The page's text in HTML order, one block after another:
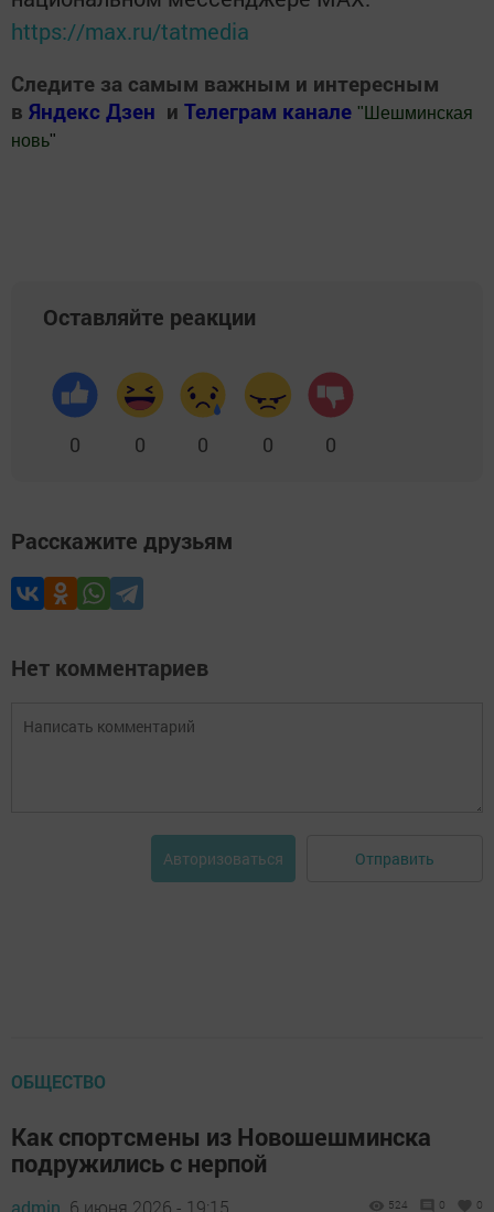
https://max.ru/tatmedia
Следите за самым важным и интересным
в Яндекс Дзен и Телеграм канале " Шешминская
новь"
Оставляйте реакции
0 0 0 0 0
Расскажите друзьям
Нет комментариев
Авторизоваться Отправить
ОБЩЕСТВО
Как спортсмены из Новошешминска
подружились с нерпой
admin, 6 июня 2026 - 19:15 524 0 0